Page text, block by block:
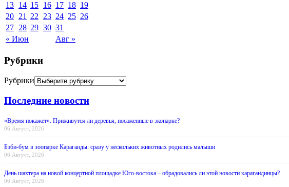
« Июн Авг »
13 14 15 16 17 18 19
20 21 22 23 24 25 26
27 28 29 30 31
Рубрики
Рубрики
Последние новости
«Время покажет». Приживутся ли деревья, посаженные в экопарке?
06 Август, 2026
Бэби-бум в зоопарке Караганды: сразу у нескольких животных родились малыши
06 Август, 2026
День шахтера на новой концертной площадке Юго-востока – обрадовались ли этой новости карагандинцы?
06 Август, 2026